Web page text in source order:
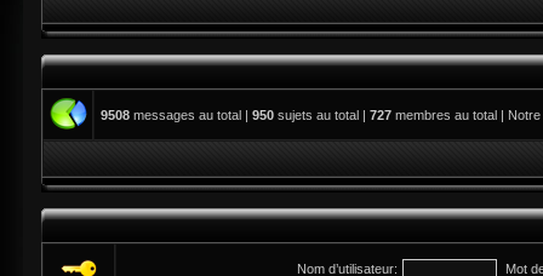
9508 messages au total | 950 sujets au total | 727 membres au total |
Nom d’utilisateur: Mot